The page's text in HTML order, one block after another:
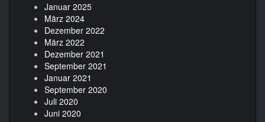
Januar 2025
März 2024
Dezember 2022
März 2022
Dezember 2021
September 2021
Januar 2021
September 2020
Juli 2020
Juni 2020